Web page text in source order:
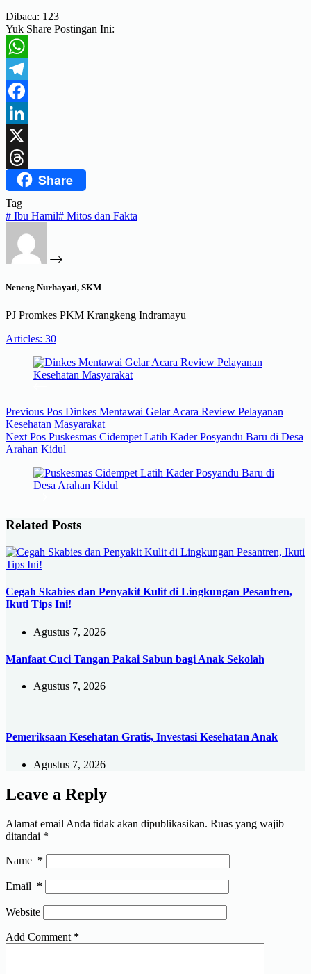
Dibaca: 123
Yuk Share Postingan Ini:
WhatsApp
Telegram
Facebook
LinkedIn
X
ThreadsShare
Tag
# Ibu Hamil# Mitos dan Fakta
Neneng Nurhayati, SKM
PJ Promkes PKM Krangkeng Indramayu
Articles: 30
Previous Pos Dinkes Mentawai Gelar Acara Review Pelayanan
Kesehatan Masyarakat
Next Pos Puskesmas Cidempet Latih Kader Posyandu Baru di Desa
Arahan Kidul
Related Posts
Cegah Skabies dan Penyakit Kulit di Lingkungan Pesantren,
Ikuti Tips Ini!
Agustus 7, 2026
Manfaat Cuci Tangan Pakai Sabun bagi Anak Sekolah
Agustus 7, 2026
Pemeriksaan Kesehatan Gratis, Investasi Kesehatan Anak
Agustus 7, 2026
Leave a Reply
Alamat email Anda tidak akan dipublikasikan. Ruas yang wajib
ditandai *
Name *
Email *
Website
Add Comment *